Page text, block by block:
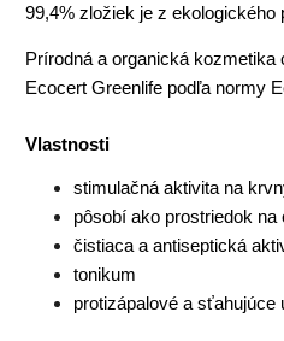
99,4% zložiek je z ekologického
Prírodná a organická
Ecocert Greenlife podľa normy
Vlastnosti
stimulačná aktivita na
pôsobí ako prostriedok na
čistiaca a antiseptická
tonikum
protizápalové a sťahujúce